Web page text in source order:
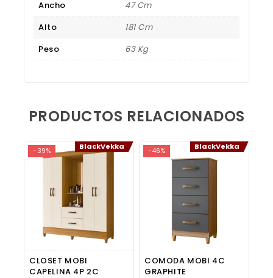
Ancho
47 Cm
Alto
181 Cm
Peso
63 Kg
PRODUCTOS RELACIONADOS
-39% BlackVekka
CLOSET MOBI
CAPELINA 4P 2C
-46% BlackVekka
COMODA MOBI 4C
GRAPHITE